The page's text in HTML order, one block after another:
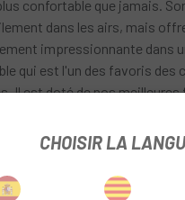
confortable que jamais.
dans les airs, mais
impressionnante dans
qui est l'un des favoris des
Il est doté de nos
système d'ajustement Roc
bidirectionnel et Mips intégré
du marché conçu pour
CHOISIR LA